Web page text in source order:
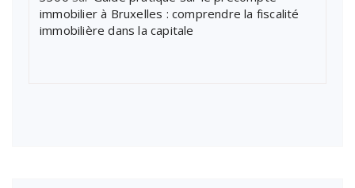
immobilier à Bruxelles : comprendre la fiscalité
immobilière dans la capitale